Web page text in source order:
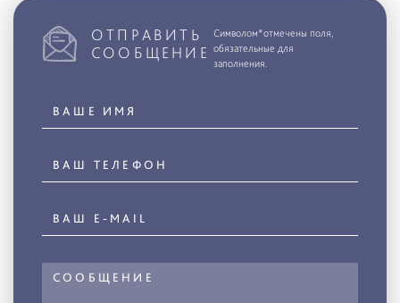
ОТПРАВИТЬ
СООБЩЕНИЕ
Символом*отмечены поля,
обязательные для
заполнения.